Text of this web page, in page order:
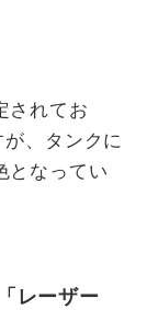
されてお
、タンクに
となってい
レーザー